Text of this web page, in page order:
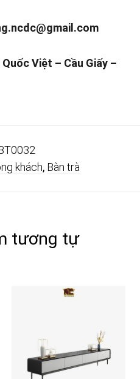
Việt – Cầu Giấy –
khách, Bàn trà
tương tự